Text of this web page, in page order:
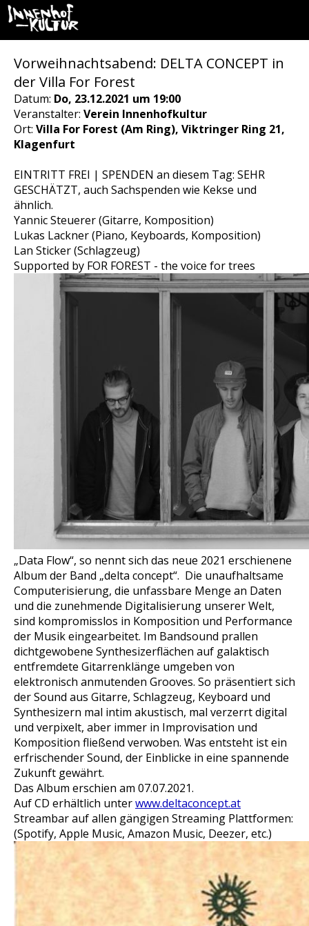
Vorweihnachtsabend: DELTA CONCEPT in
der Villa For Forest
Datum: Do, 23.12.2021 um 19:00
Veranstalter: Verein Innenhofkultur
Ort: Villa For Forest (Am Ring), Viktringer Ring 21,
Klagenfurt
EINTRITT FREI | SPENDEN an diesem Tag: SEHR
GESCHÄTZT, auch Sachspenden wie Kekse und
ähnlich.
Yannic Steuerer (Gitarre, Komposition)
Lukas Lackner (Piano, Keyboards, Komposition)
Lan Sticker (Schlagzeug)
Supported by FOR FOREST - the voice for trees
„Data Flow“, so nennt sich das neue 2021 erschienene
Album der Band „delta concept“. Die unaufhaltsame
Computerisierung, die unfassbare Menge an Daten
und die zunehmende Digitalisierung unserer Welt,
sind kompromisslos in Komposition und Performance
der Musik eingearbeitet. Im Bandsound prallen
dichtgewobene Synthesizerflächen auf galaktisch
entfremdete Gitarrenklänge umgeben von
elektronisch anmutenden Grooves. So präsentiert sich
der Sound aus Gitarre, Schlagzeug, Keyboard und
Synthesizern mal intim akustisch, mal verzerrt digital
und verpixelt, aber immer in Improvisation und
Komposition fließend verwoben. Was entsteht ist ein
erfrischender Sound, der Einblicke in eine spannende
Zukunft gewährt.
Das Album erschien am 07.07.2021.
Auf CD erhältlich unterwww.deltaconcept.at
Streambar auf allen gängigen Streaming Plattformen:
(Spotify, Apple Music, Amazon Music, Deezer, etc.)